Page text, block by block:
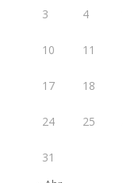
3 4
10 11
17 18
24 25
31